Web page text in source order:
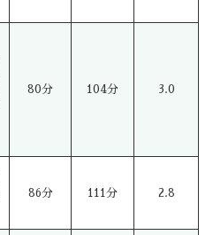
80分 104分 3.0
86分 111分 2.8